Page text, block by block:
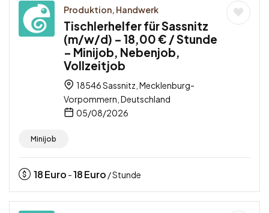
Produktion, Handwerk
Tischlerhelfer für Sassnitz
(m/w/d) – 18,00 € / Stunde
– Minijob, Nebenjob,
Vollzeitjob
18546 Sassnitz, Mecklenburg-
Vorpommern, Deutschland
05/08/2026
Minijob
18Euro -18Euro / Stunde